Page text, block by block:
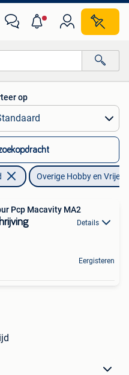
op
Overige Hobby en Vrije
Pcp Macavity MA2
Details
Eergisteren